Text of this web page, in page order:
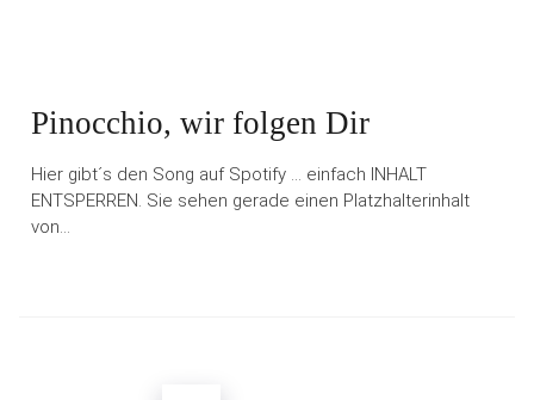
Pinocchio, wir folgen Dir
Hier gibt´s den Song auf Spotify … einfach INHALT
ENTSPERREN. Sie sehen gerade einen Platzhalterinhalt
von…